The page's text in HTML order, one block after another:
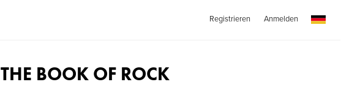
Registrieren Anmelden
THE BOOK OF ROCK